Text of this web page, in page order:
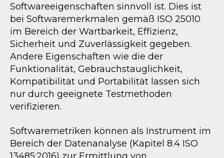
Softwareeigenschaften sinnvoll ist. Dies ist
bei Softwaremerkmalen gemäß ISO 25010
im Bereich der Wartbarkeit, Effizienz,
Sicherheit und Zuverlässigkeit gegeben.
Andere Eigenschaften wie die der
Funktionalität, Gebrauchstauglichkeit,
Kompatibilität und Portabilität lassen sich
nur durch geeignete Testmethoden
verifizieren.
Softwaremetriken können als Instrument im
Bereich der Datenanalyse (Kapitel 8.4 ISO